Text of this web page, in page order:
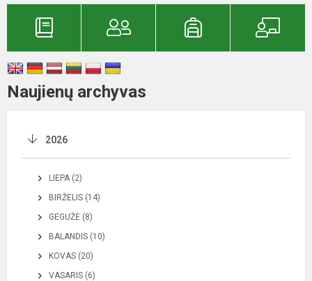
Naujienų archyvas
2026
LIEPA (2)
BIRŽELIS (14)
GEGUŽĖ (8)
BALANDIS (10)
KOVAS (20)
VASARIS (6)